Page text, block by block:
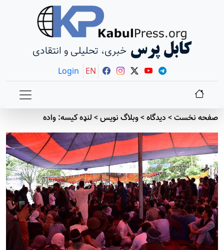
کابل پرس خبری، تحلیلی و انتقادی
Login EN
صفحه نخست> دیدگاه>وبلاگ نویس>لنډه کیسه: واده